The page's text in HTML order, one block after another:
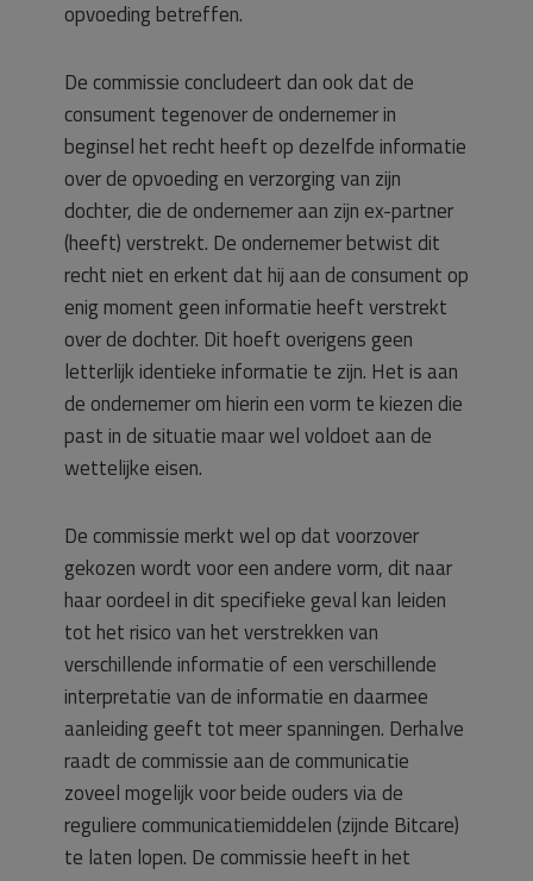
opvoeding betreffen.
De commissie concludeert dan ook dat de
consument tegenover de ondernemer in
beginsel het recht heeft op dezelfde informatie
over de opvoeding en verzorging van zijn
dochter, die de ondernemer aan zijn ex-partner
(heeft) verstrekt. De ondernemer betwist dit
recht niet en erkent dat hij aan de consument op
enig moment geen informatie heeft verstrekt
over de dochter. Dit hoeft overigens geen
letterlijk identieke informatie te zijn. Het is aan
de ondernemer om hierin een vorm te kiezen die
past in de situatie maar wel voldoet aan de
wettelijke eisen.
De commissie merkt wel op dat voorzover
gekozen wordt voor een andere vorm, dit naar
haar oordeel in dit specifieke geval kan leiden
tot het risico van het verstrekken van
verschillende informatie of een verschillende
interpretatie van de informatie en daarmee
aanleiding geeft tot meer spanningen. Derhalve
raadt de commissie aan de communicatie
zoveel mogelijk voor beide ouders via de
reguliere communicatiemiddelen (zijnde Bitcare)
te laten lopen. De commissie heeft in het